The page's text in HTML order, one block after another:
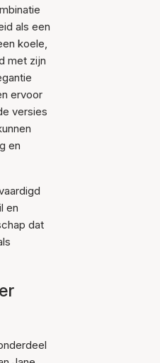
als een
koele,
met zijn
ervoor
versies
en
en
dat